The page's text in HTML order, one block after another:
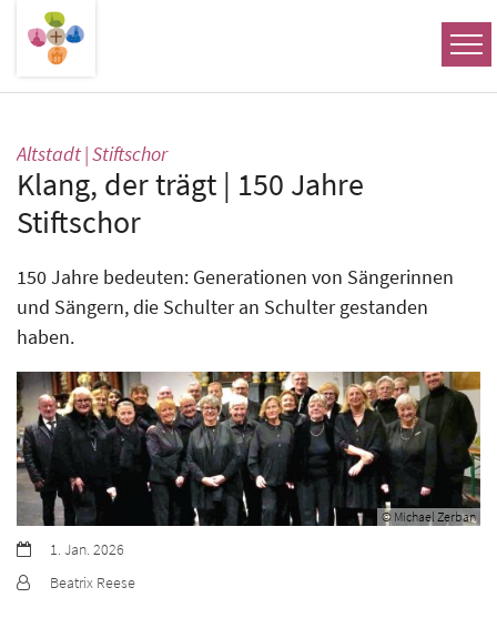
Zum Inhalt springen
Altstadt | Stiftschor:
Klang, der trägt | 150 Jahre
Stiftschor
150 Jahre bedeuten: Generationen von Sängerinnen
und Sängern, die Schulter an Schulter gestanden
haben.
© Michael Zerban
Datum:1. Jan. 2026
Von:
Beatrix Reese